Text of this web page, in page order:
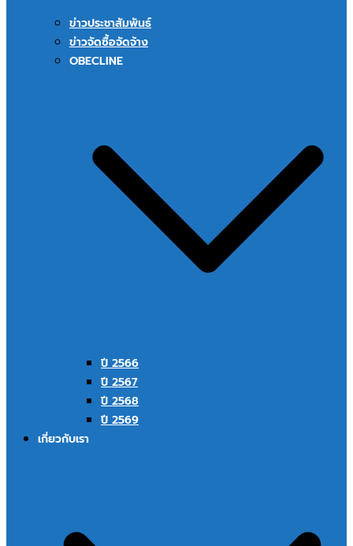
ข่าวประชาสัมพันธ์
ข่าวจัดซื้อจัดจ้าง
OBECLINE
ปี 2566
ปี 2567
ปี 2568
ปี 2569
เกี่ยวกับเรา